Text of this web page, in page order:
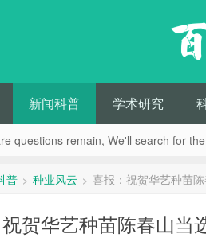
新闻科普 学术研究
questions remain, We'll search for
普 > 种业风云 > 喜报：祝贺华艺种苗
贺华艺种苗陈春山当